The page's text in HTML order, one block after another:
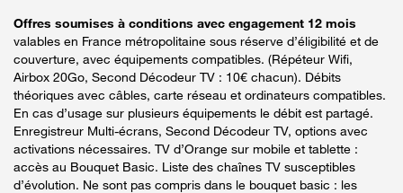
Offres soumises à conditions avec engagement 12 mois
valables en France métropolitaine sous réserve d’éligibilité et de
couverture, avec équipements compatibles. (Répéteur Wifi,
Airbox 20Go, Second Décodeur TV : 10€ chacun). Débits
théoriques avec câbles, carte réseau et ordinateurs compatibles.
En cas d’usage sur plusieurs équipements le débit est partagé.
Enregistreur Multi-écrans, Second Décodeur TV, options avec
activations nécessaires. TV d’Orange sur mobile et tablette :
accès au Bouquet Basic. Liste des chaînes TV susceptibles
d’évolution. Ne sont pas compris dans le bouquet basic : les